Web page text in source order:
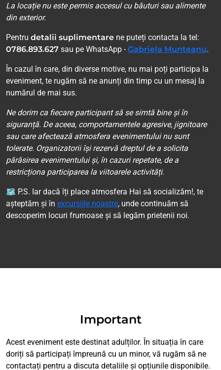
La locație nu este permis accesul cu băuturi sau alimente
din exterior.
Pentru detalii suplimentare ne puteți contacta la tel:
0786.893.627 sau pe WhatsApp - Gabriela Munteanu.
În cazul în care, din diverse motive, nu mai poți participa la
eveniment, te rugăm să ne anunți din timp cu un mesaj la
numărul de mai sus.
Ne dorim ca fiecare participant să se simtă bine și în
siguranță. De aceea, comportamentele agresive, jignitoare
sau care afectează atmosfera evenimentului nu sunt
tolerate. Organizatorii își rezervă dreptul de a solicita
părăsirea evenimentului și, în cazuri repetate, de a
restricționa participarea la viitoarele activități.
🗺 P.S. Iar dacă îți place atmosfera Hai să socializăm!, te
așteptăm și în excursiile noastre, unde continuăm să
descoperim locuri frumoase și să legăm prietenii noi.
Important
Acest eveniment este destinat adulților. În situația în care
doriți să participați împreună cu un minor, vă rugăm să ne
contactați pentru a discuta detaliile și opțiunile disponibile.